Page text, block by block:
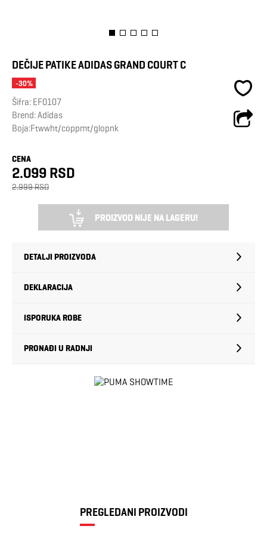
DEČIJE PATIKE ADIDAS GRAND COURT C
-30%
Šifra: EF0107
Brend:Adidas
Boja:Ftwwht/coppmt/glopnk
CENA
2.099 RSD
2.999 RSD
PROIZVOD NIJE NA LAGERU!
DETALJI PROIZVODA
DEKLARACIJA
ISPORUKA ROBE
PRONAĐI U RADNJI
PREGLEDANI PROIZVODI